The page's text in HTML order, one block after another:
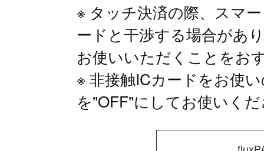
タッチ決済の際、スマ
ードと干渉する場合があ
お使いいただくことをお
非接触ICカードをお使
を"OFF"にしてお使いく